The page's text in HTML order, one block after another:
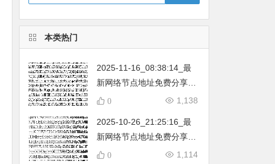
本类热门
2025-11-16_08:38:14_最
新网络节点地址免费分享…
不定期更新…开放免费分享
韩国|新加坡|台湾|马来西亚|
…
1,138
0
2025-10-26_21:25:16_最
新网络节点地址免费分享…
不定期更新…开放免费分享
1,114
0